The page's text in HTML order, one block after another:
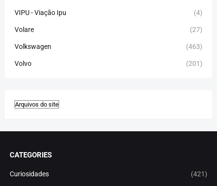
VIPU - Viação Ipu (4)
Volare (27)
Volkswagen (463)
Volvo (201)
CATEGORIES
Curiosidades (421)